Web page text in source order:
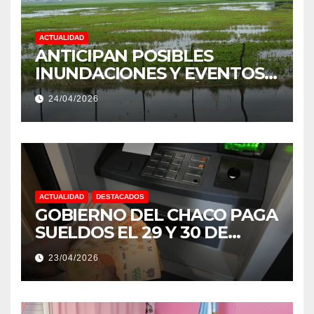
ACTUALIDAD
ANTICIPAN POSIBLES
INUNDACIONES Y EVENTOS
EXTREMOS: “PODRÍA SER UN
NIÑO MUY IMPORTANTE”
24/04/2026
ACTUALIDAD DESTACADOS
GOBIERNO DEL CHACO PAGA
SUELDOS EL 29 Y 30 DE
ABRIL, CON EL 2% DE
AUMENTO
23/04/2026